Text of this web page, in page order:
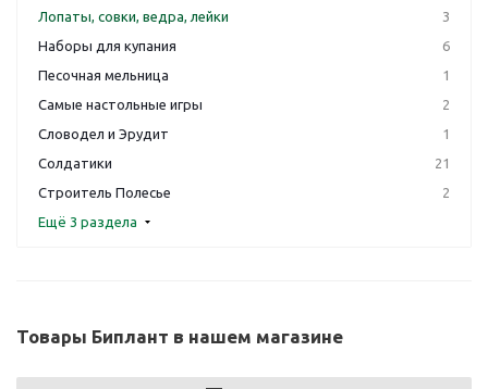
Лопаты, совки, ведра, лейки
3
Наборы для купания
6
Песочная мельница
1
Самые настольные игры
2
Словодел и Эрудит
1
Солдатики
21
Строитель Полесье
2
Ещё 3 раздела
Товары Биплант в нашем магазине